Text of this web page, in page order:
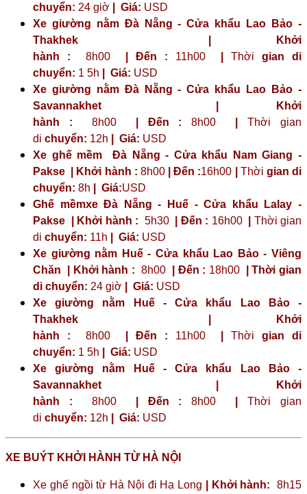
chuyển: 24 giờ | Giá: USD
Xe giường nằm Đà Nẵng - Cửa khẩu Lao Bảo -
Thakhek | Khởi
hành : 8h00 | Đến : 11h00 Thời gian di
chuyển: 1 5h Giá: USD
Xe giường nằm Đà Nẵng - Cửa khẩu Lao Bảo -
Savannakhet | Khởi
hành : 8h00| Đến : 8h00 |Thời gian
di chuyển: 12h Giá: USD
Xe ghế mềm Đà Nẵng - Cửa khẩu Nam Giang -
Pakse | Khởi hành : 8h00| Đến :16h00 Thời gian di
chuyển: 8h Giá:USD
Ghế mềmxe Đà Nẵng - Huế - Cửa khẩu Lalay -
Pakse | Khởi hành : 5h30| Đến : 16h00| Thời gian
di chuyển: 11h Giá: USD
Xe giường nằm Huế - Cửa khẩu Lao Bảo - Viêng
Chăn | Khởi hành : 8h00| Đến : 18h00| Thời gian
di chuyển: 24 giờ | Giá: USD
Xe giường nằm Huế - Cửa khẩu Lao Bảo -
Thakhek | Khởi
hành : 8h00 | Đến : 11h00 Thời gian di
chuyển: 1 5h Giá: USD
Xe giường nằm Huế - Cửa khẩu Lao Bảo -
Savannakhet | Khởi
hành : 8h00| Đến : 8h00 |Thời gian
di chuyển: 12h Giá: USD
XE BUÝT KHỞI HÀNH TỪ HÀ NỘI
Xe ghế ngồi từ Hà Nội đi Hạ Long | Khởi hành: 8h15